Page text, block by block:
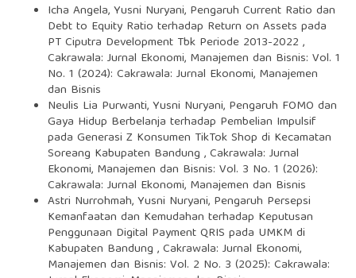
Icha Angela, Yusni Nuryani, Pengaruh Current Ratio dan
Debt to Equity Ratio terhadap Return on Assets pada
PT Ciputra Development Tbk Periode 2013-2022 ,
Cakrawala: Jurnal Ekonomi, Manajemen dan Bisnis: Vol. 1
No. 1 (2024): Cakrawala: Jurnal Ekonomi, Manajemen
dan Bisnis
Neulis Lia Purwanti, Yusni Nuryani, Pengaruh FOMO dan
Gaya Hidup Berbelanja terhadap Pembelian Impulsif
pada Generasi Z Konsumen TikTok Shop di Kecamatan
Soreang Kabupaten Bandung ,Cakrawala: Jurnal
Ekonomi, Manajemen dan Bisnis: Vol. 3 No. 1 (2026):
Cakrawala: Jurnal Ekonomi, Manajemen dan Bisnis
Astri Nurrohmah, Yusni Nuryani, Pengaruh Persepsi
Kemanfaatan dan Kemudahan terhadap Keputusan
Penggunaan Digital Payment QRIS pada UMKM di
Kabupaten Bandung ,Cakrawala: Jurnal Ekonomi,
Manajemen dan Bisnis: Vol. 2 No. 3 (2025): Cakrawala: